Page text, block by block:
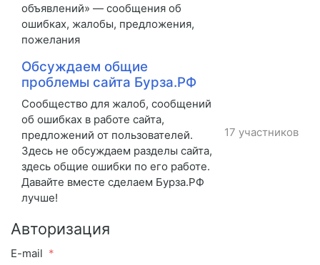
объявлений» — сообщения об
ошибках, жалобы, предложения,
пожелания
Обсуждаем общие
проблемы сайта Бурза.РФ
Сообщество для жалоб, сообщений
об ошибках в работе сайта,
предложений от пользователей.
Здесь не обсуждаем разделы сайта,
здесь общие ошибки по его работе.
Давайте вместе сделаем Бурза.РФ
лучше!
17 участников
Авторизация
E-mail